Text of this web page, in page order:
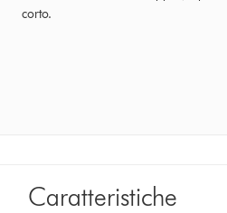
corto.
Caratteristiche